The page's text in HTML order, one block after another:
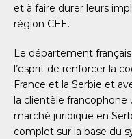
et à faire durer leurs
région CEE.
Le département
l’esprit de renforcer la
France et la Serbie et
la clientèle
marché juridique en
complet sur la base du